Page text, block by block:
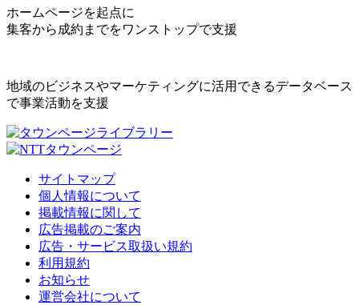
ホームページを起点に
集客から成約までをワンストップで支援
地域のビジネスやマーケティングに活用できるデータベース
で事業活動を支援
サイトマップ
個人情報について
掲載情報に関して
広告掲載のご案内
広告・サービス取扱い規約
利用規約
お知らせ
運営会社について